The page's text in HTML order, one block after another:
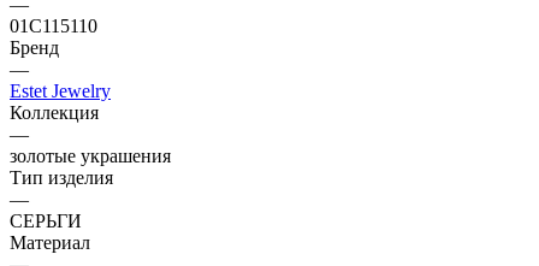
01С115110
Бренд
—
Estet Jewelry
Коллекция
—
золотые украшения
Тип изделия
—
СЕРЬГИ
Материал